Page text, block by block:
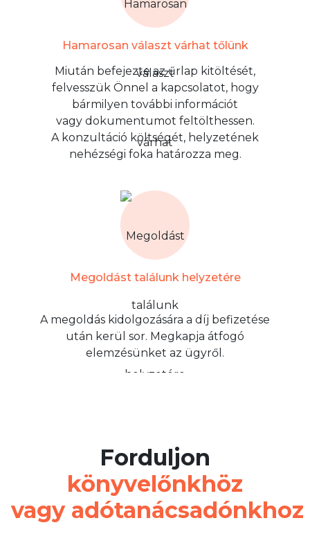
Hamarosan választ várhat tőlünk
Miután befejezte az űrlap kitöltését,
felvesszük Önnel a kapcsolatot, hogy
bármilyen további információt
vagy dokumentumot feltölthessen.
A konzultáció költségét, helyzetének
nehézségi foka határozza meg.
Megoldást találunk helyzetére
A megoldás kidolgozására a díj befizetése
után kerül sor. Megkapja átfogó
elemzésünket az ügyről.
Forduljon
könyvelőnkhöz
vagy adótanácsadónkhoz